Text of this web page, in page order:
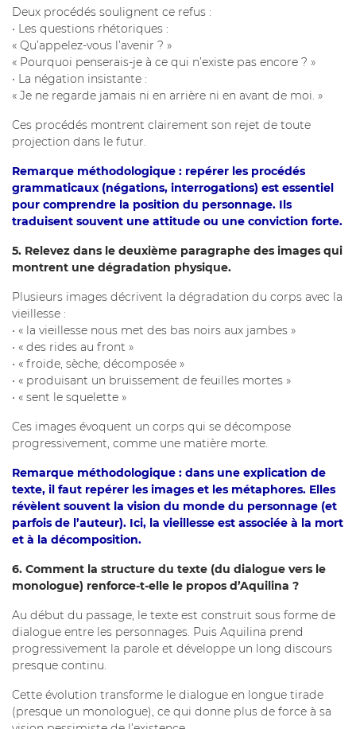
Deux procédés soulignent ce refus :
• Les questions rhétoriques :
« Qu’appelez-vous l’avenir ? »
« Pourquoi penserais-je à ce qui n’existe pas encore ? »
• La négation insistante :
« Je ne regarde jamais ni en arrière ni en avant de moi. »
Ces procédés montrent clairement son rejet de toute
projection dans le futur.
Remarque méthodologique : repérer les procédés
grammaticaux (négations, interrogations) est essentiel
pour comprendre la position du personnage. Ils
traduisent souvent une attitude ou une conviction forte.
5. Relevez dans le deuxième paragraphe des images qui
montrent une dégradation physique.
Plusieurs images décrivent la dégradation du corps avec la
vieillesse :
• « la vieillesse nous met des bas noirs aux jambes »
• « des rides au front »
• « froide, sèche, décomposée »
• « produisant un bruissement de feuilles mortes »
• « sent le squelette »
Ces images évoquent un corps qui se décompose
progressivement, comme une matière morte.
Remarque méthodologique : dans une explication de
texte, il faut repérer les images et les métaphores. Elles
révèlent souvent la vision du monde du personnage (et
parfois de l’auteur). Ici, la vieillesse est associée à la mort
et à la décomposition.
6. Comment la structure du texte (du dialogue vers le
monologue) renforce-t-elle le propos d’Aquilina ?
Au début du passage, le texte est construit sous forme de
dialogue entre les personnages. Puis Aquilina prend
progressivement la parole et développe un long discours
presque continu.
Cette évolution transforme le dialogue en longue tirade
(presque un monologue), ce qui donne plus de force à sa